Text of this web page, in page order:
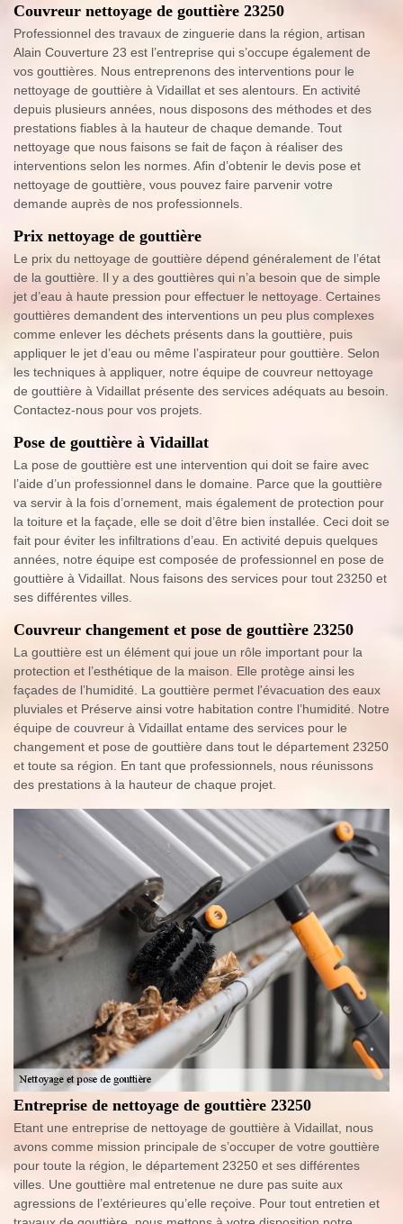
Couvreur nettoyage de gouttière 23250
Professionnel des travaux de zinguerie dans la région, artisan
Alain Couverture 23 est l’entreprise qui s’occupe également de
vos gouttières. Nous entreprenons des interventions pour le
nettoyage de gouttière à Vidaillat et ses alentours. En activité
depuis plusieurs années, nous disposons des méthodes et des
prestations fiables à la hauteur de chaque demande. Tout
nettoyage que nous faisons se fait de façon à réaliser des
interventions selon les normes. Afin d’obtenir le devis pose et
nettoyage de gouttière, vous pouvez faire parvenir votre
demande auprès de nos professionnels.
Prix nettoyage de gouttière
Le prix du nettoyage de gouttière dépend généralement de l’état
de la gouttière. Il y a des gouttières qui n’a besoin que de simple
jet d’eau à haute pression pour effectuer le nettoyage. Certaines
gouttières demandent des interventions un peu plus complexes
comme enlever les déchets présents dans la gouttière, puis
appliquer le jet d’eau ou même l’aspirateur pour gouttière. Selon
les techniques à appliquer, notre équipe de couvreur nettoyage
de gouttière à Vidaillat présente des services adéquats au besoin.
Contactez-nous pour vos projets.
Pose de gouttière à Vidaillat
La pose de gouttière est une intervention qui doit se faire avec
l’aide d’un professionnel dans le domaine. Parce que la gouttière
va servir à la fois d’ornement, mais également de protection pour
la toiture et la façade, elle se doit d’être bien installée. Ceci doit se
fait pour éviter les infiltrations d’eau. En activité depuis quelques
années, notre équipe est composée de professionnel en pose de
gouttière à Vidaillat. Nous faisons des services pour tout 23250 et
ses différentes villes.
Couvreur changement et pose de gouttière 23250
La gouttière est un élément qui joue un rôle important pour la
protection et l’esthétique de la maison. Elle protège ainsi les
façades de l’humidité. La gouttière permet l'évacuation des eaux
pluviales et Préserve ainsi votre habitation contre l’humidité. Notre
équipe de couvreur à Vidaillat entame des services pour le
changement et pose de gouttière dans tout le département 23250
et toute sa région. En tant que professionnels, nous réunissons
des prestations à la hauteur de chaque projet.
Entreprise de nettoyage de gouttière 23250
Etant une entreprise de nettoyage de gouttière à Vidaillat, nous
avons comme mission principale de s’occuper de votre gouttière
pour toute la région, le département 23250 et ses différentes
villes. Une gouttière mal entretenue ne dure pas suite aux
agressions de l’extérieures qu’elle reçoive. Pour tout entretien et